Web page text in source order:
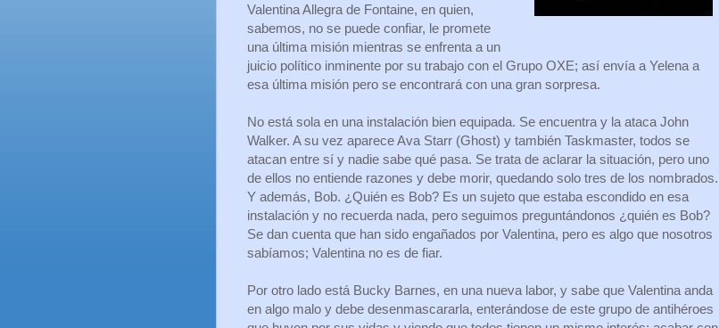
Valentina Allegra de Fontaine, en quien,
sabemos, no se puede confiar, le promete
una última misión mientras se enfrenta a un
juicio político inminente por su trabajo con el Grupo OXE; así envía a Yelena a
esa última misión pero se encontrará con una gran sorpresa.
No está sola en una instalación bien equipada. Se encuentra y la ataca John
Walker. A su vez aparece Ava Starr (Ghost) y también Taskmaster, todos se
atacan entre sí y nadie sabe qué pasa. Se trata de aclarar la situación, pero uno
de ellos no entiende razones y debe morir, quedando solo tres de los nombrados.
Y además, Bob. ¿Quién es Bob? Es un sujeto que estaba escondido en esa
instalación y no recuerda nada, pero seguimos preguntándonos ¿quién es Bob?
Se dan cuenta que han sido engañados por Valentina, pero es algo que nosotros
sabíamos; Valentina no es de fiar.
Por otro lado está Bucky Barnes, en una nueva labor, y sabe que Valentina anda
en algo malo y debe desenmascararla, enterándose de este grupo de antihéroes